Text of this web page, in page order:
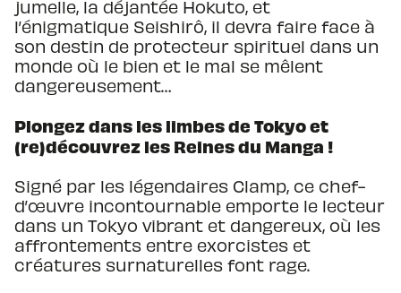
jumelle, la déjantée Hokuto, et
l’énigmatique Seishirô, il devra faire face à
son destin de protecteur spirituel dans un
monde où le bien et le mal se mêlent
dangereusement…
Plongez dans les limbes de Tokyoet
(re)découvrez les Reines du Manga !
Signé par les légendaires Clamp, ce chef-
d’œuvre incontournable emporte le lecteur
dans un Tokyo vibrant et dangereux, où les
affrontements entre exorcistes et
créatures surnaturelles font rage.